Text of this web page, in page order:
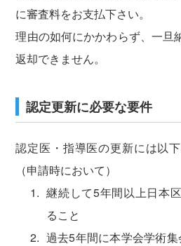
に審査料をお支払下さい。
理由の如何にかかわらず、一旦
返却できません。
認定更新に必要な要件
認定医・指導医の更新には以
（申請時において）
継続して5年間以上日本
ること
過去5年間に本学会学術